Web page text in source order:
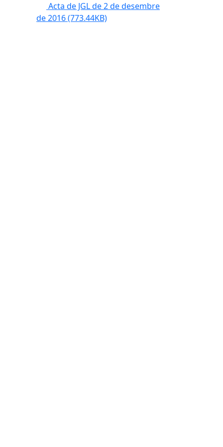
Acta de JGL de 2 de desembre
de 2016(773.44KB)